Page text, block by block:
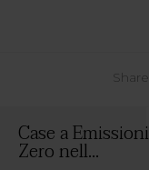
Share
Case a Emissioni
Zero nell...